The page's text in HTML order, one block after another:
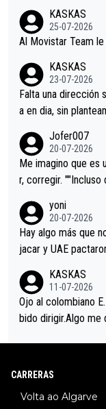
KASKAS
25-07-2026
Al Movistar Team
KASKAS
23-07-2026
Falta una dirección
a en dia, sin
Minguez, Velez etc
tristes sin victorias.
Jofer007
20-07-2026
Me imagino que es
r, corregir. ""Incluso
permaneció pegado
a que era capaz
yoni
20-07-2026
Hay algo más que
jacar y UAE
i sin pedalear, luego
mano de una
es en el hombro con
KASKAS
11-07-2026
Ojo al colombiano
CARRERAS
Volta ao Algarve